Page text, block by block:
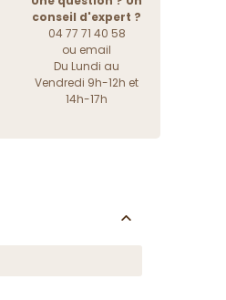
conseil d'expert ?
04 77 71 40 58
ou email
Du Lundi au
Vendredi 9h-12h et
14h-17h